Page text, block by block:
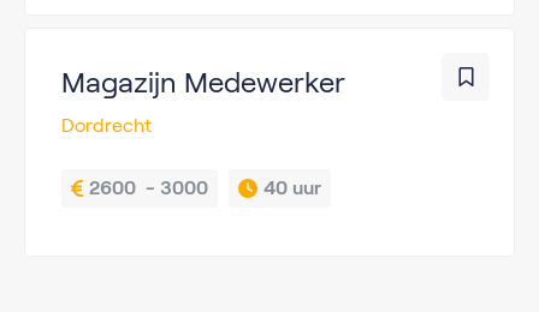
Magazijn Medewerker
Dordrecht
2600  - 3000 40 uur